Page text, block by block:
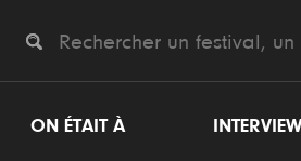
ON ÉTAIT À